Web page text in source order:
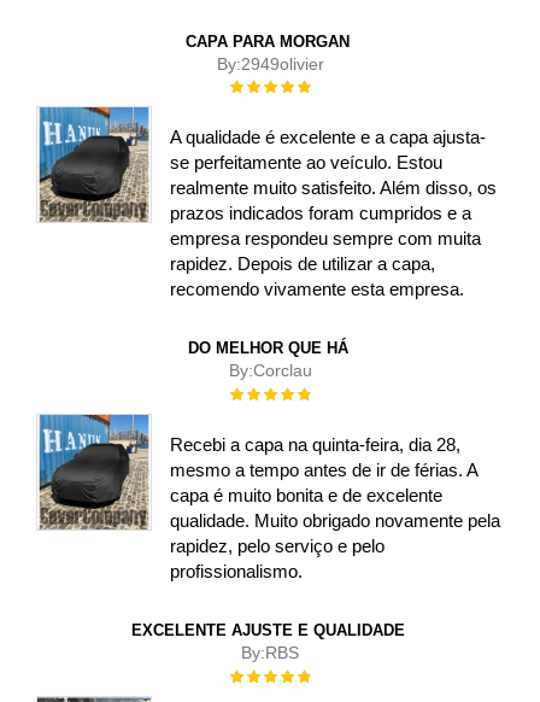
CAPA PARA MORGAN
By:2949olivier
Rating:
A qualidade é excelente e a capa ajusta-
se perfeitamente ao veículo. Estou
realmente muito satisfeito. Além disso, os
prazos indicados foram cumpridos e a
empresa respondeu sempre com muita
rapidez. Depois de utilizar a capa,
recomendo vivamente esta empresa.
DO MELHOR QUE HÁ
By:Corclau
Rating:
Recebi a capa na quinta-feira, dia 28,
mesmo a tempo antes de ir de férias. A
capa é muito bonita e de excelente
qualidade. Muito obrigado novamente pela
rapidez, pelo serviço e pelo
profissionalismo.
EXCELENTE AJUSTE E QUALIDADE
By:RBS
Rating: